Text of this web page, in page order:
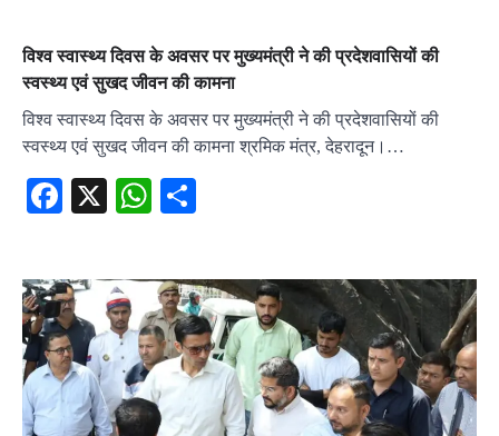
विश्व स्वास्थ्य दिवस के अवसर पर मुख्यमंत्री ने की प्रदेशवासियों की
स्वस्थ्य एवं सुखद जीवन की कामना
विश्व स्वास्थ्य दिवस के अवसर पर मुख्यमंत्री ने की प्रदेशवासियों की
स्वस्थ्य एवं सुखद जीवन की कामना श्रमिक मंत्र, देहरादून।…
Facebook
X WhatsApp